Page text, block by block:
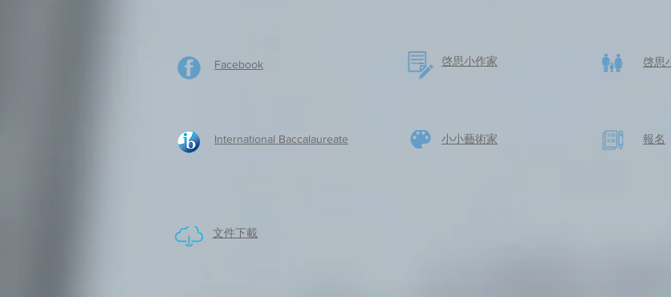
Facebook
International Baccalaureate
​文件下載
啓思​小作家 啓思
​小小藝術家 ​報名